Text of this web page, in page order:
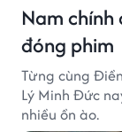
Nam
đóng phim
Từng cùng
Lý Minh Đức
nhiều ồn ào.